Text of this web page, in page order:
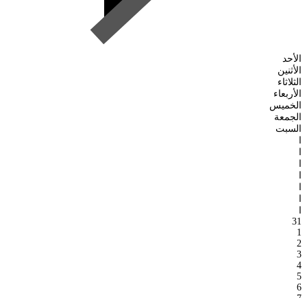
الأحد
الأثنين
الثلاثاء
الأربعاء
الخميس
الجمعة
السبت
31
1
2
3
4
5
6